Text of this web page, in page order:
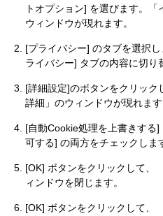
トオプション] を選びます。
ウィンドウが現れます。
[プライバシー] のタブを選択
ライバシー] タブの内容に切り
[詳細設定]のボタンをクリッ
詳細」のウィンドウが現れます
[自動Cookie処理を上書きする
可する] の両方をチェックしま
[OK] ボタンをクリックして、
ィンドウを閉じます。
[OK] ボタンをクリックして、